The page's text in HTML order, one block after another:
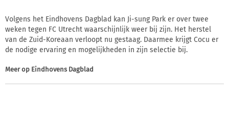
Volgens het Eindhovens Dagblad kan Ji-sung Park er over twee
weken tegen FC Utrecht waarschijnlijk weer bij zijn. Het herstel
van de Zuid-Koreaan verloopt nu gestaag. Daarmee krijgt Cocu er
de nodige ervaring en mogelijkheden in zijn selectie bij.
Meer op Eindhovens Dagblad